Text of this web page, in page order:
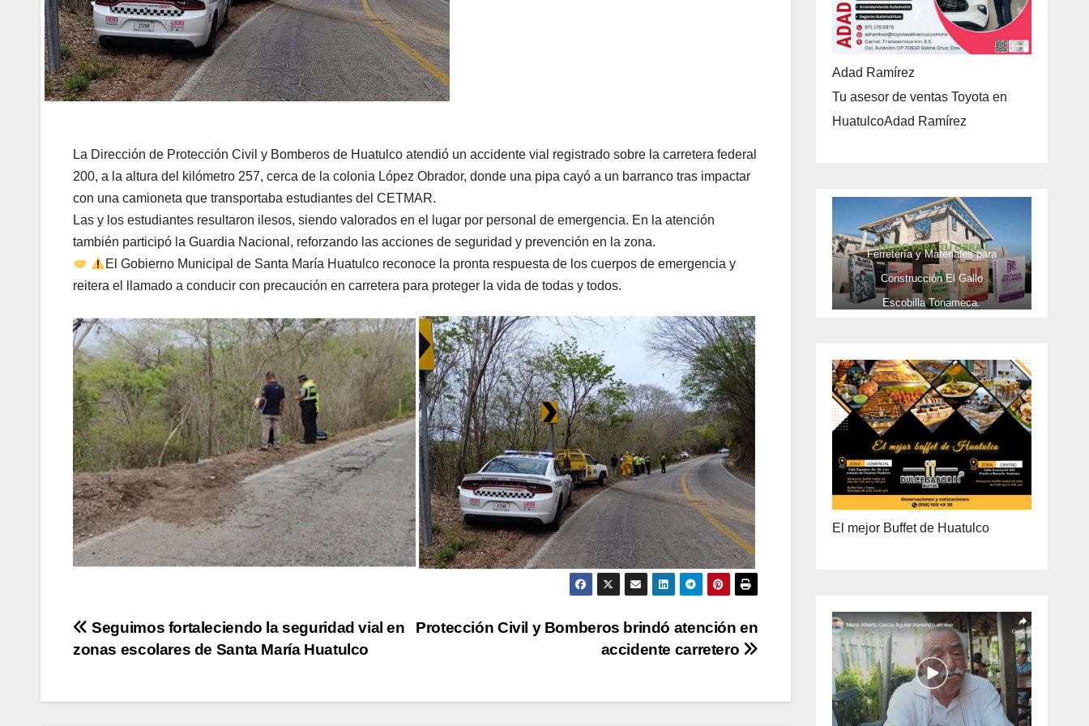
La Dirección de Protección Civil y Bomberos de Huatulco atendió un accidente vial registrado sobre la carretera federal
200, a la altura del kilómetro 257, cerca de la colonia López Obrador, donde una pipa cayó a un barranco tras impactar
con una camioneta que transportaba estudiantes del CETMAR.
Las y los estudiantes resultaron ilesos, siendo valorados en el lugar por personal de emergencia. En la atención
también participó la Guardia Nacional, reforzando las acciones de seguridad y prevención en la zona.
El Gobierno Municipal de Santa María Huatulco reconoce la pronta respuesta de los cuerpos de emergencia y
reitera el llamado a conducir con precaución en carretera para proteger la vida de todas y todos.
Navegación
entradas
Protección Civil y Bomberos brindó atención en
accidente carretero
Seguimos fortaleciendo la seguridad vial en
zonas escolares de Santa María Huatulco
Adad Ramírez
Tu asesor de ventas Toyota en
HuatulcoAdad Ramírez
Ferretería y Materiales para
Construcción El Gallo
Escobilla Tonameca.
ENTREGA A DOMICILIO
PRECIO ESPECIAL DE MAYOREO
El mejor Buffet de Huatulco